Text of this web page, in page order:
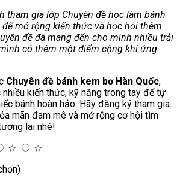
tham gia lớp Chuyên đề học làm bánh
mở rộng kiến thức và học hỏi thêm
đề đã mang đến cho mình nhiều trải
có thêm một điểm cộng khi ứng
Chuyên đề bánh kem bơ Hàn Quốc,
kiến thức, kỹ năng trong tay để tự
bánh hoàn hảo. Hãy đăng ký tham gia
mãn đam mê và mở rộng cơ hội tìm
lai nhé!
☆
☆